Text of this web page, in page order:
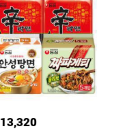
13,320